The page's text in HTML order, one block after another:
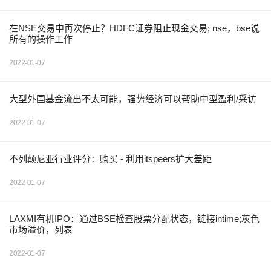
在NSE交易中再次停止？HDFC证券阻止现金交易; nse，bse说
所有的操作工作
2022-01-07
大型外国基金流出不太可能，强势经济可以帮助中型盈利/采访
2022-01-07
不列颠尼亚行业评分：购买 - 利用itspeers扩大差距
2022-01-07
LAXMI有机IPO：通过BSE检查股票分配状态，链接intime;灰色
市场溢价，列表
2022-01-07